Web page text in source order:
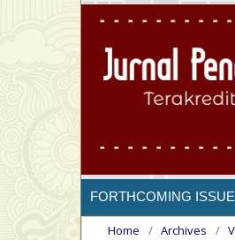
FORTHCOMING ISSUE
Home / Archives /